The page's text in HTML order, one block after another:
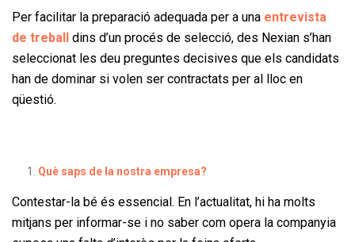
Per facilitar la preparació adequada per a una entrevista
de treball dins d’un procés de selecció, des Nexian s’han
seleccionat les deu preguntes decisives que els candidats
han de dominar si volen ser contractats per al lloc en
qüestió.
Què saps de la nostra empresa?
Contestar-la bé és essencial. En l’actualitat, hi ha molts
mitjans per informar-se i no saber com opera la companyia